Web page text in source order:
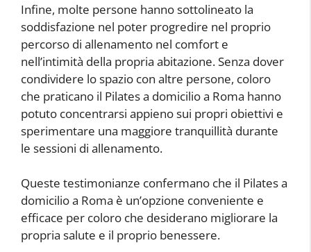
Infine, molte persone hanno sottolineato la
soddisfazione nel poter progredire nel proprio
percorso di allenamento nel comfort e
nell’intimità della propria abitazione. Senza dover
condividere lo spazio con altre persone, coloro
che praticano il Pilates a domicilio a Roma hanno
potuto concentrarsi appieno sui propri obiettivi e
sperimentare una maggiore tranquillità durante
le sessioni di allenamento.
Queste testimonianze confermano che il Pilates a
domicilio a Roma è un’opzione conveniente e
efficace per coloro che desiderano migliorare la
propria salute e il proprio benessere.